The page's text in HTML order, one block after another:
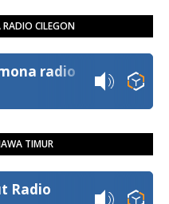
CILEGON
radio
TIMUR
Radio